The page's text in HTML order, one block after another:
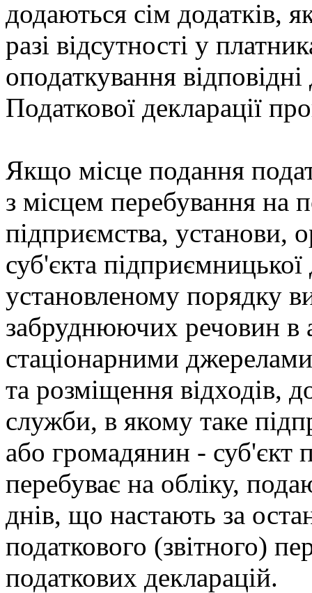
додаються сім додатків,
разі відсутності у
оподаткування
Податкової декларації
Якщо місце подання
з місцем перебування на
підприємства, установи,
суб'єкта
установленому порядку
забруднюючих речовин в
стаціонарними
та розміщення відходів,
служби, в якому таке
або громадянин - суб'єкт
перебуває на обліку,
днів, що настають за
податкового (звітного)
податкових декларацій.